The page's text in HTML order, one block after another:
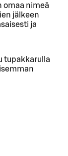
omaa nimeä
jälkeen
ja
tupakkarulla